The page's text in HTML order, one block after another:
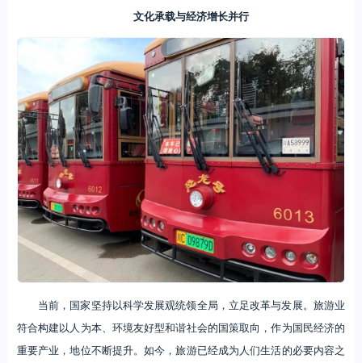
文化承载与经济增长并行
当前，国家坚持以科学发展观统领全局，立足改革与发展。旅游业
符合构建以人为本、环境友好型和谐社会的国策取向，作为国民经济的
重要产业，地位不断提升。如今，旅游已经成为人们生活的必要内容之